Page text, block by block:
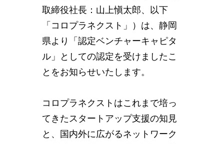
取締役社長：山上愼太郎、以下
「コロプラネクスト」）は、静岡
県より「認定ベンチャーキャピタ
ル」としての認定を受けましたこ
とをお知らせいたします。
コロプラネクストはこれまで培っ
てきたスタートアップ支援の知見
と、国内外に広がるネットワーク